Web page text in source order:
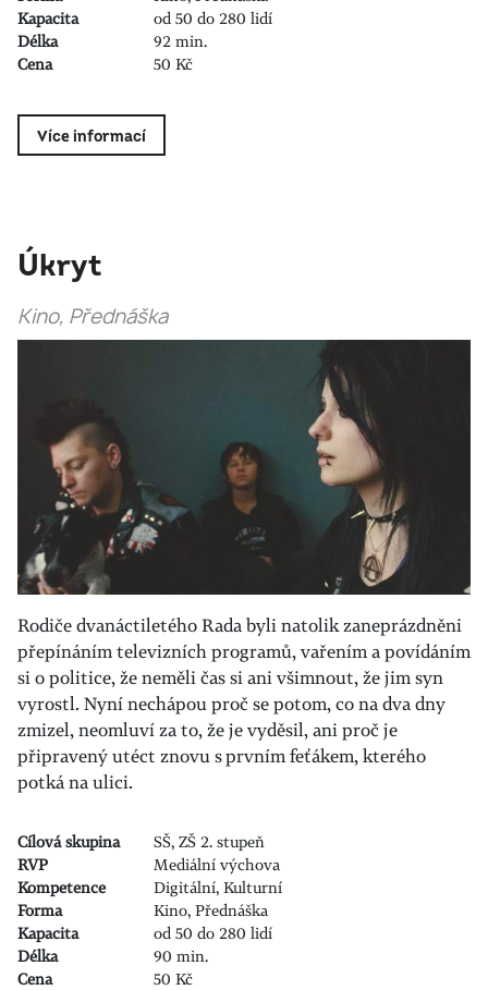
Kapacita
od 50 do 280 lidí
Délka
92 min.
Cena
50 Kč
Více informací
Úkryt
Kino, Přednáška
Rodiče dvanáctiletého Rada byli natolik zaneprázdněni
přepínáním televizních programů, vařením a povídáním
si o politice, že neměli čas si ani všimnout, že jim syn
vyrostl. Nyní nechápou proč se potom, co na dva dny
zmizel, neomluví za to, že je vyděsil, ani proč je
připravený utéct znovu s prvním feťákem, kterého
potká na ulici.
Cílová skupina
SŠ, ZŠ 2. stupeň
RVP
Mediální výchova
Kompetence
Digitální, Kulturní
Forma
Kino, Přednáška
Kapacita
od 50 do 280 lidí
Délka
90 min.
Cena
50 Kč